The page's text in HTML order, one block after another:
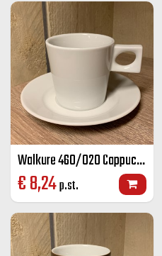
Walkure 460/020 Cappuccino K+S wit 20 cl
€8,24p.st.